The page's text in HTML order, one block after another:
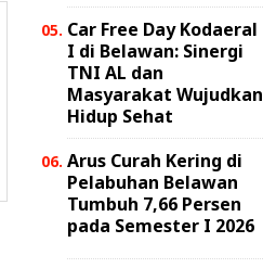
Car Free Day Kodaeral
I di Belawan: Sinergi
TNI AL dan
Masyarakat Wujudkan
Hidup Sehat
Arus Curah Kering di
Pelabuhan Belawan
Tumbuh 7,66 Persen
pada Semester I 2026